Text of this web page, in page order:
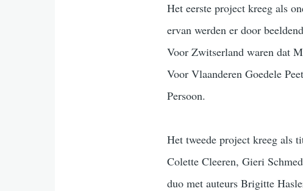
Het eerste project kreeg als
ervan werden er door
Voor Zwitserland waren dat
Voor Vlaanderen Goedele
Persoon.
Het tweede project kreeg als
Colette Cleeren, Gieri
duo met auteurs Brigitte